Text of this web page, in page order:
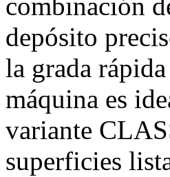
depósito
la grada
máquina es
variante
superficies